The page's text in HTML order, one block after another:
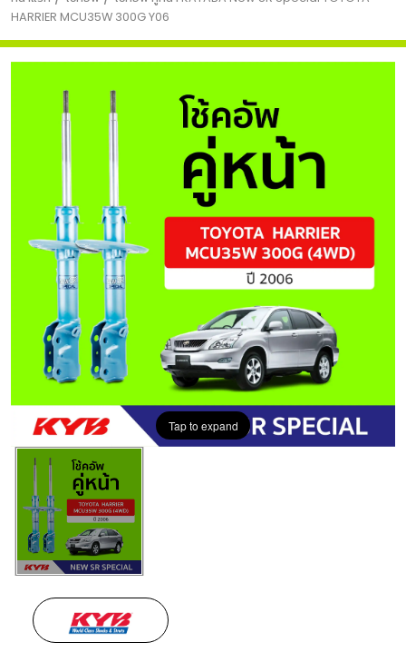
HARRIER MCU35W 300G Y06
Tap to expand